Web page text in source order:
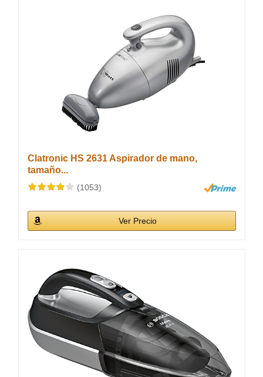
Clatronic HS 2631 Aspirador de mano,
tamaño...
(1053)
Ver Precio